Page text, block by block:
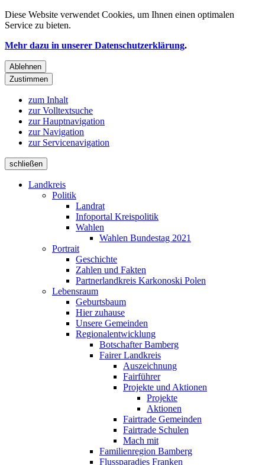
Diese Website verwendet Cookies, um Ihnen einen optimalen
Service zu bieten.
Mehr dazu in unserer Datenschutzerklärung.
Ablehnen
Zustimmen
zum Inhalt
zur Volltextsuche
zur Hauptnavigation
zur Navigation
zur Servicenavigation
schließen
Landkreis
Politik
Landrat
Infoportal Kreispolitik
Wahlen
Wahlen Bundestag 2021
Portrait
Geschichte
Zahlen und Fakten
Partnerlandkreis Karkonoski Polen
Lebensraum
Geburtsbaum
Hier zuhause
Unsere Gemeinden
Regionalentwicklung
Botschafter Bamberg
Fairer Landkreis
Auszeichnung
Fairführer
Projekte und Aktionen
Projekte
Aktionen
Fairtrade Gemeinden
Fairtrade Schulen
Mach mit
Familienregion Bamberg
Flussparadies Franken